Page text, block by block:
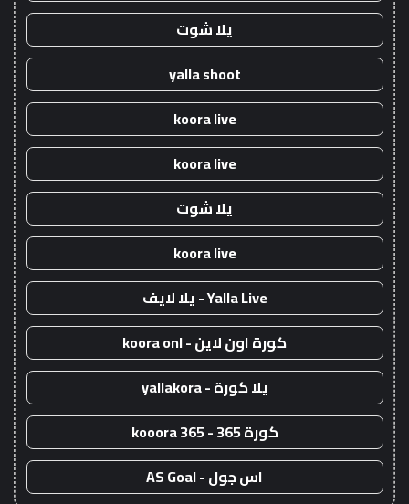
يلا شوت
yalla shoot
koora live
koora live
يلا شوت
koora live
Yalla Live - يلا لايف
كورة اون لاين - koora onl
يلا كورة - yallakora
كورة 365 - kooora 365
اس جول - AS Goal